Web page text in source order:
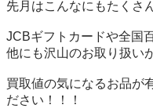
先月はこんなにもたくさ
JCBギフトカードや全国
他にも沢山のお取り扱い
買取値の気になるお品が
ださい！！！